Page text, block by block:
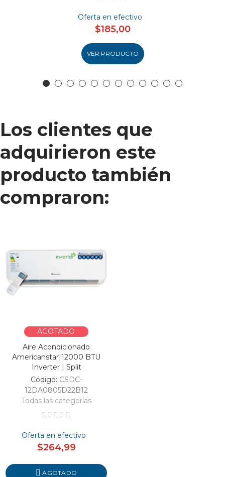
Oferta en efectivo
$185,00
VER PRODUCTO
Los clientes que
adquirieron este
producto también
compraron:
AGOTADO
Aire Acondicionado
Americanstar|12000 BTU
Inverter | Split
Código: CSDC-
12DA0805D22B12
Todas las categorías
Oferta en efectivo
$264,99
AGOTADO